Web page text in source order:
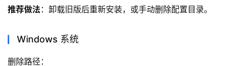
推荐做法 ：卸载旧版后重新安装，或手动删除配置目录。
Windows 系统
删除路径：